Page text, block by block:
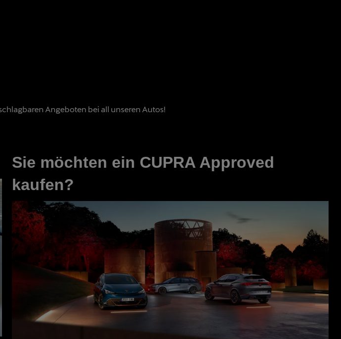
Angeboten bei all unseren Autos!
Sie möchten ein CUPRA Approved
kaufen?